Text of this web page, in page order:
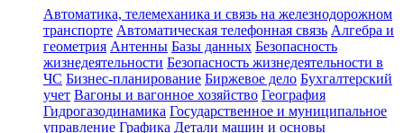
Автоматика, телемеханика и связь на железнодорожном
транспорте Автоматическая телефонная связь Алгебра и
геометрия Антенны Базы данных Безопасность
жизнедеятельности Безопасность жизнедеятельности в
ЧС Бизнес-планирование Биржевое дело Бухгалтерский
учет Вагоны и вагонное хозяйство География
Гидрогазодинамика Государственное и муниципальное
управление Графика Детали машин и основы